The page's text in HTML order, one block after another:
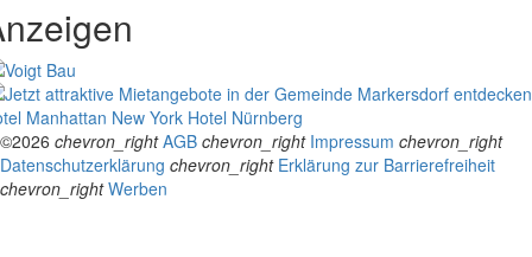
Manhattan New York Hotel Nürnberg
©2026 chevron_right AGB chevron_right Impressum chevron_right
Datenschutzerklärung chevron_right Erklärung zur Barrierefreiheit
chevron_right Werben